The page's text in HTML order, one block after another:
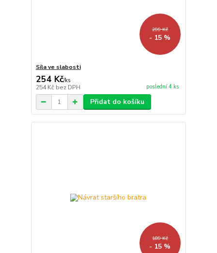
299 Kč
- 15 %
Síla ve slabosti
254 Kč/ks
254 Kč bez DPH poslední 4 ks
Přidat do košíku
189 Kč
- 15 %